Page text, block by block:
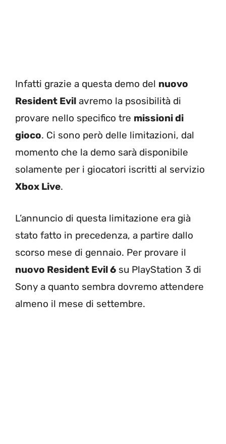
Infatti grazie a questa demo del nuovo
Resident Evil avremo la psosibilità di
provare nello specifico tre missioni di
gioco. Ci sono però delle limitazioni, dal
momento che la demo sarà disponibile
solamente per i giocatori iscritti al servizio
Xbox Live.
L’annuncio di questa limitazione era già
stato fatto in precedenza, a partire dallo
scorso mese di gennaio. Per provare il
nuovo Resident Evil 6 su PlayStation 3 di
Sony a quanto sembra dovremo attendere
almeno il mese di settembre.